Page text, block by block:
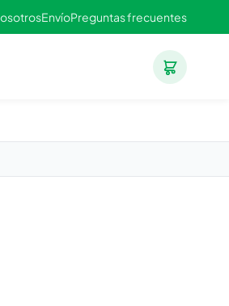
EnvíoPreguntas frecuentes